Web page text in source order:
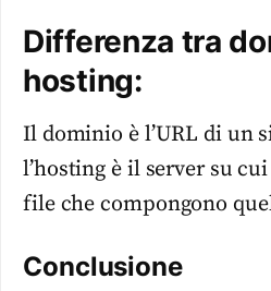
Differenza tra
hosting:
Il dominio è l’URL di un
l’hosting è il server su
file che compongono
Conclusione